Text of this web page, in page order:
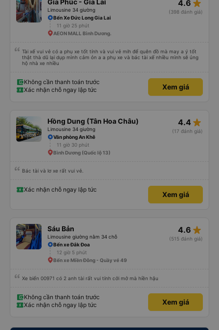
tốt nhưng tui chuyên gia đặt vé on nên nói chung tuỵt zời sau này sẽ là
khách quen 😍😍
Gia Phúc - Gia Lai
Limousine 34 giường
4.6 star_rate
(398 đánh giá)
Bến Xe Đức Long Gia Lai
11 giờ 25 phút
AEON MALL Bình Dương.
Tài xế vui vẻ có a phụ xe tốt tính và vui vẻ mih để quên đồ mà may a ý tốt
thật thà dũ lại dụp mình cảm ỏn a a phụ xe và bác tài xế nhiều mình sẽ ủng
hộ nhà xe nhiều
Không cần thanh toán trước
Xác nhận chỗ ngay lập tức
Xem giá
Hồng Dung (Tân Hoa Châu)
Limousine 34 giường
4.4 star_rate
(17 đánh giá)
Văn phòng An Khê
11 giờ 30 phút
Bình Dương (Quốc lộ 13)
Bác tài và lơ xe rất vui vẻ.
Xác nhận chỗ ngay lập tức
Xem giá
Sáu Bản
Limousine giường nằm 34 chỗ
4.6 star_rate
(515 đánh giá)
Bến xe Đắk Đoa
12 giờ 5 phút
Bến xe Miền Đông - Quầy vé 49
Xe biển 00971 có 2 anh tài rất vui tính cởi mở mà hiền hậu
Không cần thanh toán trước
Xác nhận chỗ ngay lập tức
Xem giá